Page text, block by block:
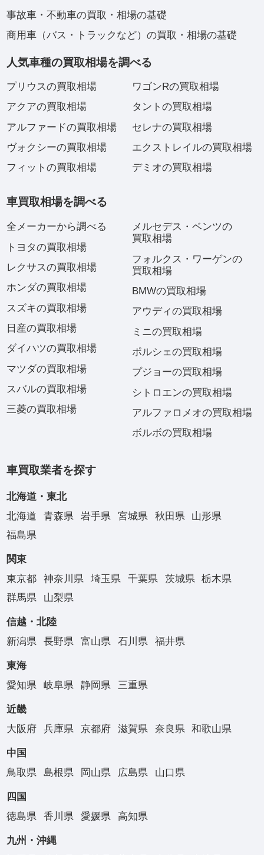
事故車・不動車の買取・相場の基礎
商用車（バス・トラックなど）の買取・相場の基礎
人気車種の買取相場を調べる
プリウスの買取相場
アクアの買取相場
アルファードの買取相場
ヴォクシーの買取相場
フィットの買取相場
ワゴンRの買取相場
タントの買取相場
セレナの買取相場
エクストレイルの買取相場
デミオの買取相場
車買取相場を調べる
全メーカーから調べる
トヨタの買取相場
レクサスの買取相場
ホンダの買取相場
スズキの買取相場
日産の買取相場
ダイハツの買取相場
マツダの買取相場
スバルの買取相場
三菱の買取相場
メルセデス・ベンツの
買取相場
フォルクス・ワーゲンの
買取相場
BMWの買取相場
アウディの買取相場
ミニの買取相場
ポルシェの買取相場
プジョーの買取相場
シトロエンの買取相場
アルファロメオの買取相場
ボルボの買取相場
車買取業者を探す
北海道・東北
北海道
青森県 岩手県 宮城県 秋田県
山形県
福島県
関東
東京都
神奈川県 埼玉県 千葉県 茨城県
栃木県
群馬県
山梨県
信越・北陸
新潟県
長野県 富山県 石川県 福井県
東海
愛知県
岐阜県 静岡県 三重県
近畿
大阪府
兵庫県 京都府 滋賀県 奈良県 和歌山県
中国
鳥取県
島根県 岡山県 広島県 山口県
四国
徳島県
香川県 愛媛県 高知県
九州・沖縄